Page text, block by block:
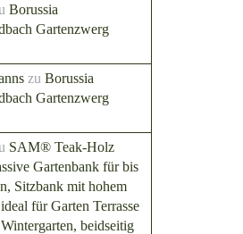
Borussia
Gartenzwerg
zu Borussia
Gartenzwerg
SAM® Teak-Holz
Gartenbank für bis
Sitzbank mit hohem
für Garten Terrasse
beidseitig